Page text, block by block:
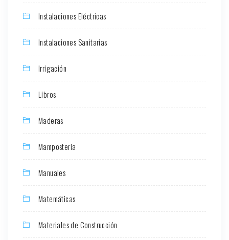
Instalaciones Eléctricas
Instalaciones Sanitarias
Irrigación
Libros
Maderas
Mamposteria
Manuales
Matemáticas
Materiales de Construcción